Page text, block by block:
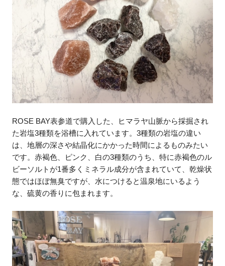
ROSE BAY表参道で購入した、ヒマラヤ山脈から採掘され
た岩塩3種類を浴槽に入れています。3種類の岩塩の違い
は、地層の深さや結晶化にかかった時間によるものみたい
です。赤褐色、ピンク、白の3種類のうち、特に赤褐色のル
ビーソルトが1番多くミネラル成分が含まれていて、乾燥状
態ではほぼ無臭ですが、水につけると温泉地にいるよう
な、硫黄の香りに包まれます。